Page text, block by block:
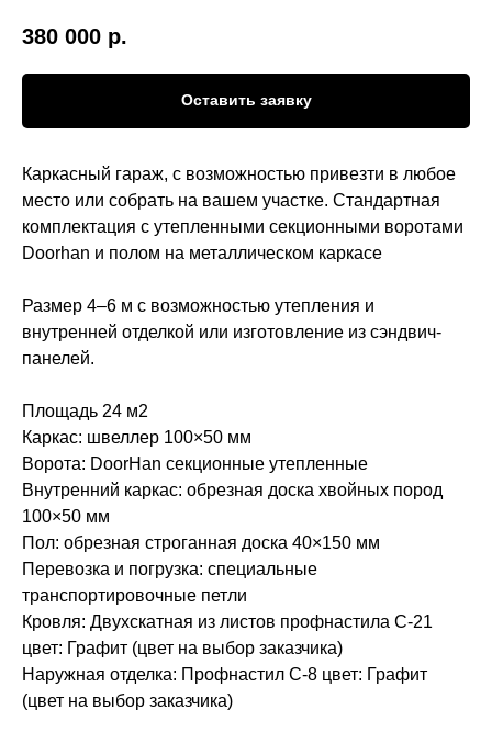
380 000 р.
Оставить заявку
Каркасный гараж, с возможностью привезти в любое
место или собрать на вашем участке. Стандартная
комплектация с утепленными секционными воротами
Doorhan и полом на металлическом каркасе
Размер 4–6 м с возможностью утепления и
внутренней отделкой или изготовление из сэндвич-
панелей.
Площадь 24 м2
Каркас: швеллер 100×50 мм
Ворота: DoorHan секционные утепленные
Внутренний каркас: обрезная доска хвойных пород
100×50 мм
Пол: обрезная строганная доска 40×150 мм
Перевозка и погрузка: специальные
транспортировочные петли
Кровля: Двухскатная из листов профнастила С-21
цвет: Графит (цвет на выбор заказчика)
Наружная отделка: Профнастил С-8 цвет: Графит
(цвет на выбор заказчика)